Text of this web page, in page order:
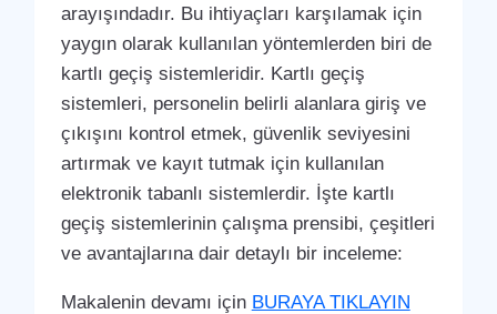
arayışındadır. Bu ihtiyaçları karşılamak için
yaygın olarak kullanılan yöntemlerden biri de
kartlı geçiş sistemleridir. Kartlı geçiş
sistemleri, personelin belirli alanlara giriş ve
çıkışını kontrol etmek, güvenlik seviyesini
artırmak ve kayıt tutmak için kullanılan
elektronik tabanlı sistemlerdir. İşte kartlı
geçiş sistemlerinin çalışma prensibi, çeşitleri
ve avantajlarına dair detaylı bir inceleme:
Makalenin devamı için BURAYA TIKLAYIN